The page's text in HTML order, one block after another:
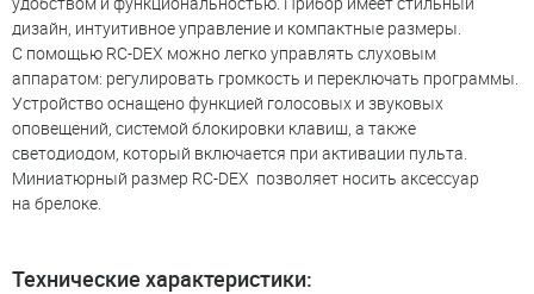
дизайн, интуитивное управление и компактные размеры.
С помощью RC-DEX можно легко управлять слуховым
аппаратом: регулировать громкость и переключать программы.
Устройство оснащено функцией голосовых и звуковых
оповещений, системой блокировки клавиш, а также
светодиодом, который включается при активации пульта.
Миниатюрный размер RC-DEX позволяет носить аксессуар
на брелоке.
Технические характеристики: